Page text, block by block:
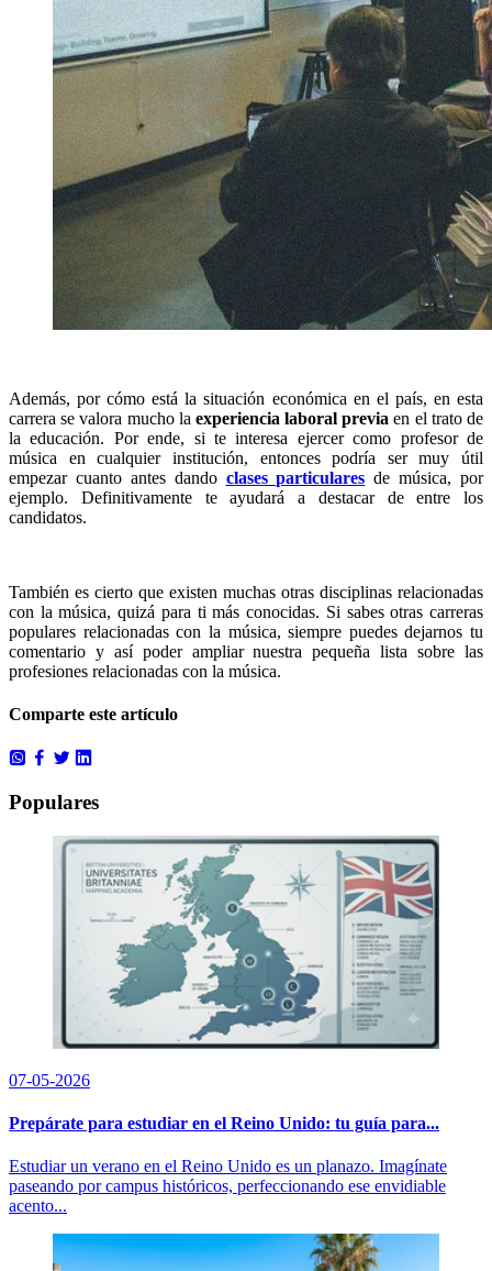
Además, por cómo está la situación económica en el país, en esta
carrera se valora mucho la experiencia laboral previa en el trato de
la educación. Por ende, si te interesa ejercer como profesor de
música en cualquier institución, entonces podría ser muy útil
empezar cuanto antes dando clases particulares de música, por
ejemplo. Definitivamente te ayudará a destacar de entre los
candidatos.
También es cierto que existen muchas otras disciplinas relacionadas
con la música, quizá para ti más conocidas. Si sabes otras carreras
populares relacionadas con la música, siempre puedes dejarnos tu
comentario y así poder ampliar nuestra pequeña lista sobre las
profesiones relacionadas con la música.
Comparte este artículo
Populares
07-05-2026
Prepárate para estudiar en el Reino Unido: tu guía para...
Estudiar un verano en el Reino Unido es un planazo. Imagínate
paseando por campus históricos, perfeccionando ese envidiable
acento...